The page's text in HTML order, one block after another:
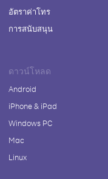
อัตราค่าโทร
การสนับสนุน
ดาวน์โหลด
Android
iPhone & iPad
Windows PC
Mac
Linux